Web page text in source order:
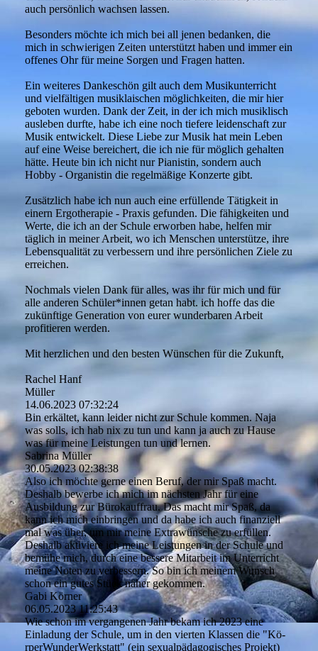
auch persönlich wachsen lassen.
Besonders möchte ich mich bei all jenen bedanken, die
mich in schwierigen Zeiten unterstützt haben und immer ein
offenes Ohr für meine Sorgen und Fragen hatten.
Ein weiteres Dankeschön gilt auch dem Musikunterricht
und vielfältigen musiklaischen möglichkeiten, die mir hier
geboten wurden. Dank der Zeit, in der ich mich musiklisch
ausleben durfte, habe ich eine noch tiefere leidenschaft zur
Musik entwickelt. Diese Liebe zur Musik hat mein Leben
auf eine Weise bereichert, die ich nie für möglich gehalten
hätte. Heute bin ich nicht nur Pianistin, sondern auch
Hobby - Organistin die regelmäßige Konzerte gibt.
Zusätzlich habe ich nun auch eine erfüllende Tätigkeit in
einern Ergotherapie - Praxis gefunden. Die fähigkeiten und
Werte, die ich an der Schule erworben habe, helfen mir
täglich in meiner Arbeit, wo ich Menschen unterstütze, ihre
Lebensqualität zu verbessern und ihre persönlichen Ziele zu
erreichen.
Nochmals vielen Dank für alles, was ihr für mich und für
alle anderen Schüler*innen getan habt. ich hoffe das die
zukünftige Generation von eurer wunderbaren Arbeit
profitieren werden.
Mit herzlichen und den besten Wünschen für die Zukunft,
Rachel Hanf
Müller
14.06.2023 07:32:24
Bin erkältet, kann leider nicht zur Schule kommen. Naja
was solls, ich hab nix zu tun und kann ja auch zu Hause
was für meine Leistungen tun und lernen.
Sabrina Müller
30.05.2023 02:38:38
Also ich möchte gerne einen Beruf, der mir Spaß macht.
Deshalb bewerbe ich mich im nächsten Jahr für eine
Ausbildung zur Bürokauffrau. Das macht mir Spaß, da
kann ich mich einbringen und da habe ich auch finanziell
mal was über, um mir meine Extrawünsche zu erfüllen.
Deshalb aktiviere ich meine Leistungen in der Schule und
bemühe mich, durch eine bessere Mitarbeit im Unterricht
meine Noten zu verbessern. So bin ich meinem Wunsch
schon ein gutes Stück näher gekommen.
Gabi Körner
06.05.2023 11:25:43
Wie schon im vergangenen Jahr bekam ich 2023 eine
Einladung der Schule, um in den vierten Klassen die "Kö­
rperWunderWerkstatt" (ein sexualpädagogisches Projekt)